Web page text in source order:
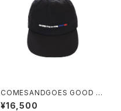
COMESANDGOES GOOD KI
D CAP
¥16,500